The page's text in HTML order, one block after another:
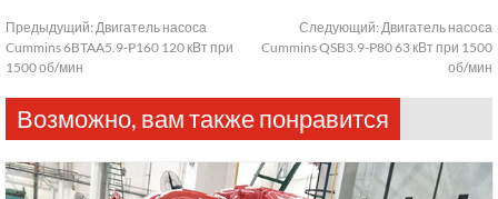
Предыдущий: Двигатель насоса
Cummins 6BTAA5.9-P160 120 кВт при
1500 об/мин
Следующий: Двигатель насоса
Cummins QSB3.9-P80 63 кВт при 1500
об/мин
Возможно, вам также понравится